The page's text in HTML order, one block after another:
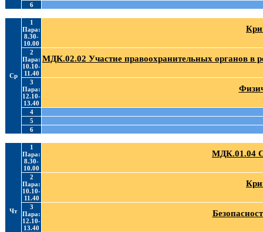
6
Ср
1
Пара:
8.30-
10.00
2
Пара:
10.10-
11.40
МДК.02.02 Участие правоохранительных органов
3
Пара:
12.10-
13.40
4
5
6
Чт
1
Пара:
8.30-
10.00
МДК.01.04
2
Пара:
10.10-
11.40
3
Пара:
12.10-
13.40